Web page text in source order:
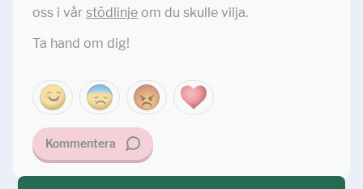
oss i vår stödlinje om du skulle vilja.
Ta hand om dig!
Kommentera